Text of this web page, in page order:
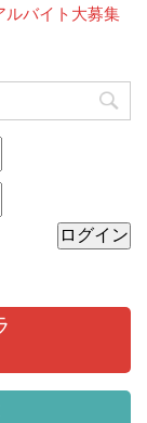
ルバイト大募集